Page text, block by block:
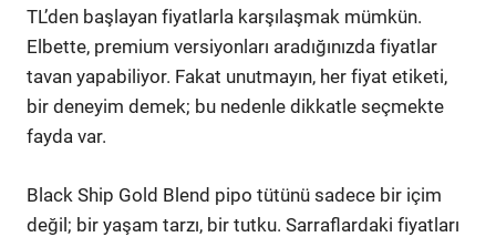
TL’den başlayan fiyatlarla karşılaşmak mümkün.
Elbette, premium versiyonları aradığınızda fiyatlar
tavan yapabiliyor. Fakat unutmayın, her fiyat etiketi,
bir deneyim demek; bu nedenle dikkatle seçmekte
fayda var.
Black Ship Gold Blend pipo tütünü sadece bir içim
değil; bir yaşam tarzı, bir tutku. Sarraflardaki fiyatları